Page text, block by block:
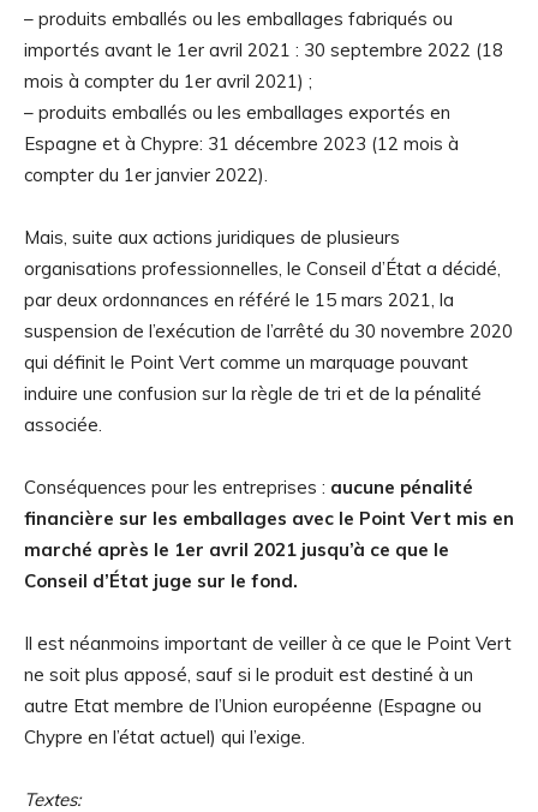
– produits emballés ou les emballages fabriqués ou
importés avant le 1er avril 2021 : 30 septembre 2022 (18
mois à compter du 1er avril 2021) ;
– produits emballés ou les emballages exportés en
Espagne et à Chypre: 31 décembre 2023 (12 mois à
compter du 1er janvier 2022).
Mais, suite aux actions juridiques de plusieurs
organisations professionnelles, le Conseil d’État a décidé,
par deux ordonnances en référé le 15 mars 2021, la
suspension de l’exécution de l’arrêté du 30 novembre 2020
qui définit le Point Vert comme un marquage pouvant
induire une confusion sur la règle de tri et de la pénalité
associée.
Conséquences pour les entreprises : aucune pénalité
financière sur les emballages avec le Point Vert mis en
marché après le 1er avril 2021 jusqu’à ce que le
Conseil d’État juge sur le fond.
Il est néanmoins important de veiller à ce que le Point Vert
ne soit plus apposé, sauf si le produit est destiné à un
autre Etat membre de l’Union européenne (Espagne ou
Chypre en l’état actuel) qui l’exige.
Textes: